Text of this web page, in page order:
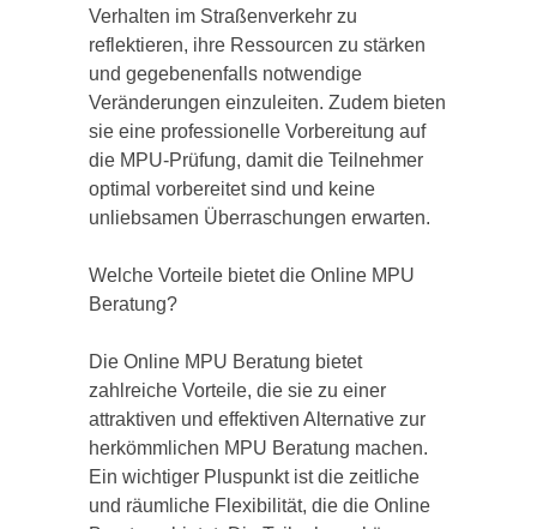
Verhalten im Straßenverkehr zu
reflektieren, ihre Ressourcen zu stärken
und gegebenenfalls notwendige
Veränderungen einzuleiten. Zudem bieten
sie eine professionelle Vorbereitung auf
die MPU-Prüfung, damit die Teilnehmer
optimal vorbereitet sind und keine
unliebsamen Überraschungen erwarten.
Welche Vorteile bietet die Online MPU
Beratung?
Die Online MPU Beratung bietet
zahlreiche Vorteile, die sie zu einer
attraktiven und effektiven Alternative zur
herkömmlichen MPU Beratung machen.
Ein wichtiger Pluspunkt ist die zeitliche
und räumliche Flexibilität, die die Online